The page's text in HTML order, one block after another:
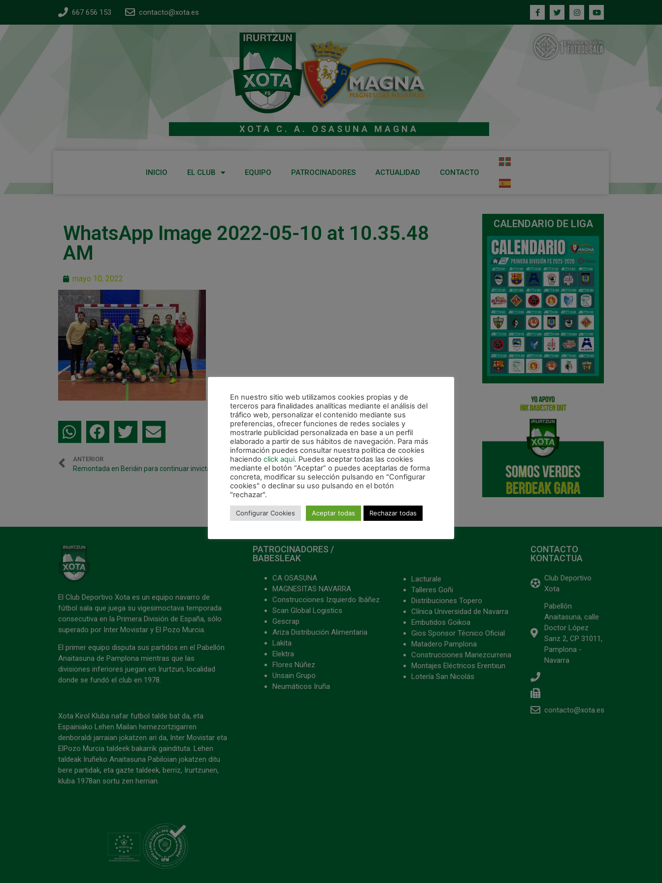
667 656 153 contacto@xota.es
XOTA C. A. OSASUNA MAGNA
INICIO EL CLUB EQUIPO PATROCINADORES ACTUALIDAD CONTACTO
WhatsApp Image 2022-05-10 at 10.35.48
AM
mayo 10, 2022
ANTERIOR
Remontada en Beriáin para continuar invictas
CALENDARIO DE LIGA
El Club Deportivo Xota es un equipo navarro de
fútbol sala que juega su vigesimoctava temporada
consecutiva en la Primera División de España, sólo
superado por Inter Movistar y El Pozo Murcia.
El primer equipo disputa sus partidos en el Pabellón
Anaitasuna de Pamplona mientras que las
divisiones inferiores juegan en Irurtzun, localidad
donde se fundó el club en 1978.
Xota Kirol Kluba nafar futbol talde bat da, eta
Espainiako Lehen Mailan hemezortzigarren
denboraldi jarraian jokatzen ari da, Inter Movistar eta
ElPozo Murcia taldeek bakarrik gaindituta. Lehen
taldeak Iruñeko Anaitasuna Pabiloian jokatzen ditu
bere partidak, eta gazte taldeek, berriz, Irurtzunen,
kluba 1978an sortu zen herrian.
PATROCINADORES /
BABESLEAK
CA OSASUNA
MAGNESITAS NAVARRA
Construcciones Izquierdo Ibáñez
Scan Global Logistics
Gescrap
Ariza Distribución Alimentaria
Lakita
Elektra
Flores Núñez
Unsain Grupo
Neumáticos Iruña
Lacturale
Talleres Goñi
Distribuciones Topero
Clínica Universidad de Navarra
Embutidos Goikoa
Gios Sponsor Técnico Oficial
Matadero Pamplona
Construcciones Mariezcurrena
Montajes Eléctricos Erentxun
Lotería San Nicolás
CONTACTO
KONTACTUA
Club Deportivo
Xota
Pabellón
Anaitasuna, calle
Doctor López
Sanz 2, CP 31011,
Pamplona -
Navarra
contacto@xota.es
En nuestro sitio web utilizamos cookies propias y de
terceros para finalidades analíticas mediante el análisis del
tráfico web, personalizar el contenido mediante sus
preferencias, ofrecer funciones de redes sociales y
mostrarle publicidad personalizada en base a un perfil
elaborado a partir de sus hábitos de navegación. Para más
información puedes consultar nuestra política de cookies
haciendo click aqui. Puedes aceptar todas las cookies
mediante el botón “Aceptar” o puedes aceptarlas de forma
concreta, modificar su selección pulsando en "Configurar
cookies" o declinar su uso pulsando en el botón
"rechazar".
Configurar Cookies Aceptar todas Rechazar todas